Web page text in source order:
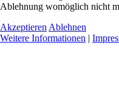
Ablehnung womöglich nicht
Akzeptieren Ablehnen
Weitere Informationen |